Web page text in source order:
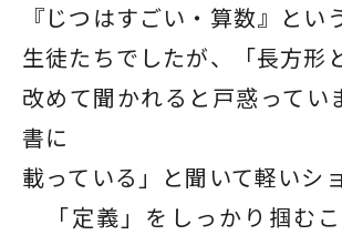
『じつはすごい・算数』と
生徒たちでしたが、「長方形
改めて聞かれると戸惑って
書に
載っている」と聞いて軽いシ
「定義」をしっかり掴む